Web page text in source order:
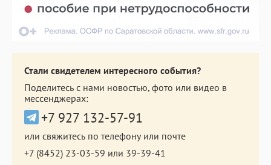
Стали свидетелем интересного события?
Поделитесь с нами новостью, фото или видео в
мессенджерах:
+7 927 132-57-91
или свяжитесь по телефону или почте
+7 (8452) 23-03-59 или 39-39-41